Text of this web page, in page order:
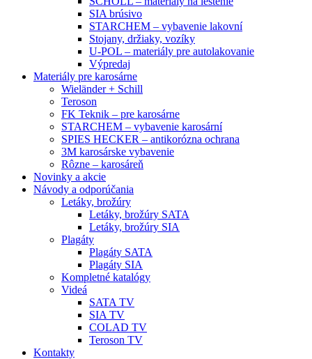
SIA brúsivo
STARCHEM – vybavenie lakovní
Stojany, držiaky, vozíky
U-POL – materiály pre autolakovanie
Výpredaj
Materiály pre karosárne
Wieländer + Schill
Teroson
FK Teknik – pre karosárne
STARCHEM – vybavenie karosární
SPIES HECKER – antikorózna ochrana
3M karosárske vybavenie
Rôzne – karosáreň
Novinky a akcie
Návody a odporúčania
Letáky, brožúry
Letáky, brožúry SATA
Letáky, brožúry SIA
Plagáty
Plagáty SATA
Plagáty SIA
Kompletné katalógy
Videá
SATA TV
SIA TV
COLAD TV
Teroson TV
Kontakty